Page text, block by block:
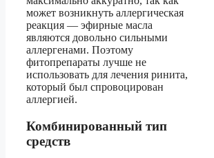
может возникнуть аллергическая
реакция — эфирные масла
являются довольно сильными
аллергенами. Поэтому
фитопрепараты лучше не
использовать для лечения ринита,
который был спровоцирован
аллергией.
Комбинированный тип
средств